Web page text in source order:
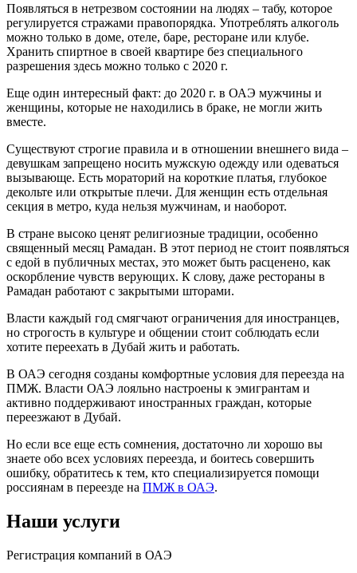
Появляться в нетрезвом состоянии на людях – табу, которое
регулируется стражами правопорядка. Употреблять алкоголь
можно только в доме, отеле, баре, ресторане или клубе.
Хранить спиртное в своей квартире без специального
разрешения здесь можно только с 2020 г.
Еще один интересный факт: до 2020 г. в ОАЭ мужчины и
женщины, которые не находились в браке, не могли жить
вместе.
Существуют строгие правила и в отношении внешнего вида –
девушкам запрещено носить мужскую одежду или одеваться
вызывающе. Есть мораторий на короткие платья, глубокое
декольте или открытые плечи. Для женщин есть отдельная
секция в метро, куда нельзя мужчинам, и наоборот.
В стране высоко ценят религиозные традиции, особенно
священный месяц Рамадан. В этот период не стоит появляться
с едой в публичных местах, это может быть расценено, как
оскорбление чувств верующих. К слову, даже рестораны в
Рамадан работают с закрытыми шторами.
Власти каждый год смягчают ограничения для иностранцев,
но строгость в культуре и общении стоит соблюдать если
хотите переехать в Дубай жить и работать.
В ОАЭ сегодня созданы комфортные условия для переезда на
ПМЖ. Власти ОАЭ лояльно настроены к эмигрантам и
активно поддерживают иностранных граждан, которые
переезжают в Дубай.
Но если все еще есть сомнения, достаточно ли хорошо вы
знаете обо всех условиях переезда, и боитесь совершить
ошибку, обратитесь к тем, кто специализируется помощи
россиянам в переезде на ПМЖ в ОАЭ.
Наши услуги
Регистрация компаний в ОАЭ